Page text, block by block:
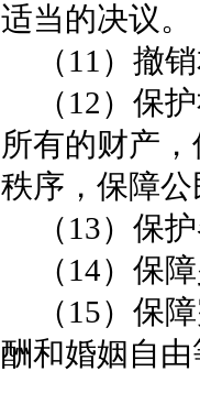
适当的决议。
（11）撤
（12）保
所有的财产
秩序，保障
（13）保
（14）保
（15）保
酬和婚姻自